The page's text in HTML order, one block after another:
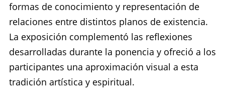
formas de conocimiento y representación de
relaciones entre distintos planos de existencia.
La exposición complementó las reflexiones
desarrolladas durante la ponencia y ofreció a los
participantes una aproximación visual a esta
tradición artística y espiritual.